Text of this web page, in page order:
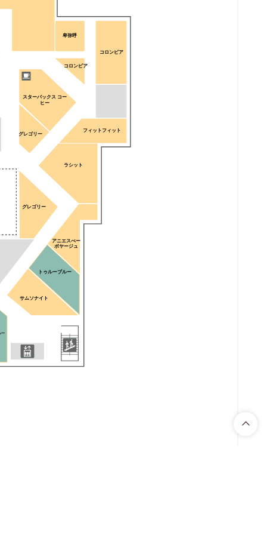
ー
サムソナイト
トゥルーブルー
アニエスべー
ボヤージュ
ラシット
フィットフィット
コロンビア
卑弥呼
コロンビア
スターバックス コー
ヒー
グレゴリー
グレゴリー